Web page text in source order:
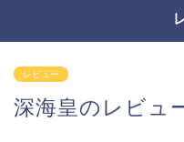
レビュー
深海皇のレビュ